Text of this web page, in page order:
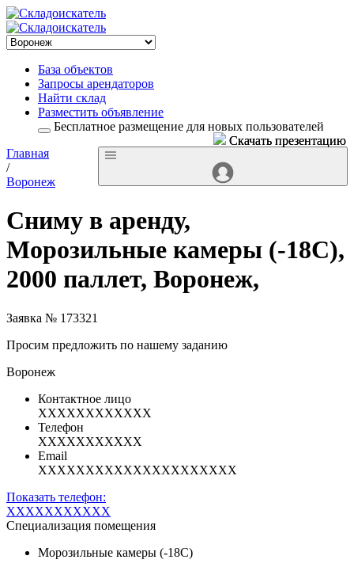
База объектов
Запросы арендаторов
Найти склад
Разместить объявление
Бесплатное размещение для новых пользователей
Главная
/
Воронеж
Сниму в аренду,
Морозильные камеры (-18С),
2000 паллет, Воронеж,
Заявка № 173321
Просим предложить по нашему заданию
Воронеж
Контактное лицо
XXXXXXXXXXXX
Телефон
XXXXXXXXXXX
Email
XXXXXXXXXXXXXXXXXXXXX
Показать телефон:
XXXXXXXXXXX
Специализация помещения
Морозильные камеры (-18С)
Скачать презентацию
Скачать презентацию